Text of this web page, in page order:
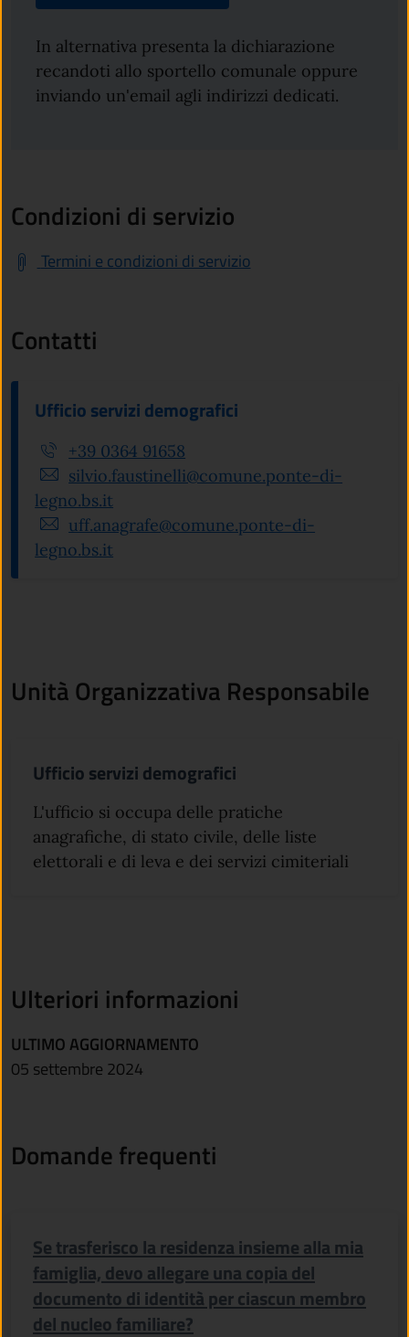
In alternativa presenta la dichiarazione
recandoti allo sportello comunale oppure
inviando un'email agli indirizzi dedicati.
Condizioni di servizio
Termini e condizioni di servizio
Contatti
Ufficio servizi demografici
+39 0364 91658
silvio.faustinelli@comune.ponte-di-
legno.bs.it
uff.anagrafe@comune.ponte-di-
legno.bs.it
Unità Organizzativa Responsabile
Ufficio servizi demografici
L'ufficio si occupa delle pratiche
anagrafiche, di stato civile, delle liste
elettorali e di leva e dei servizi cimiteriali
Ulteriori informazioni
ULTIMO AGGIORNAMENTO
05 settembre 2024
Domande frequenti
Se trasferisco la residenza insieme alla mia
famiglia, devo allegare una copia del
documento di identità per ciascun membro
del nucleo familiare?